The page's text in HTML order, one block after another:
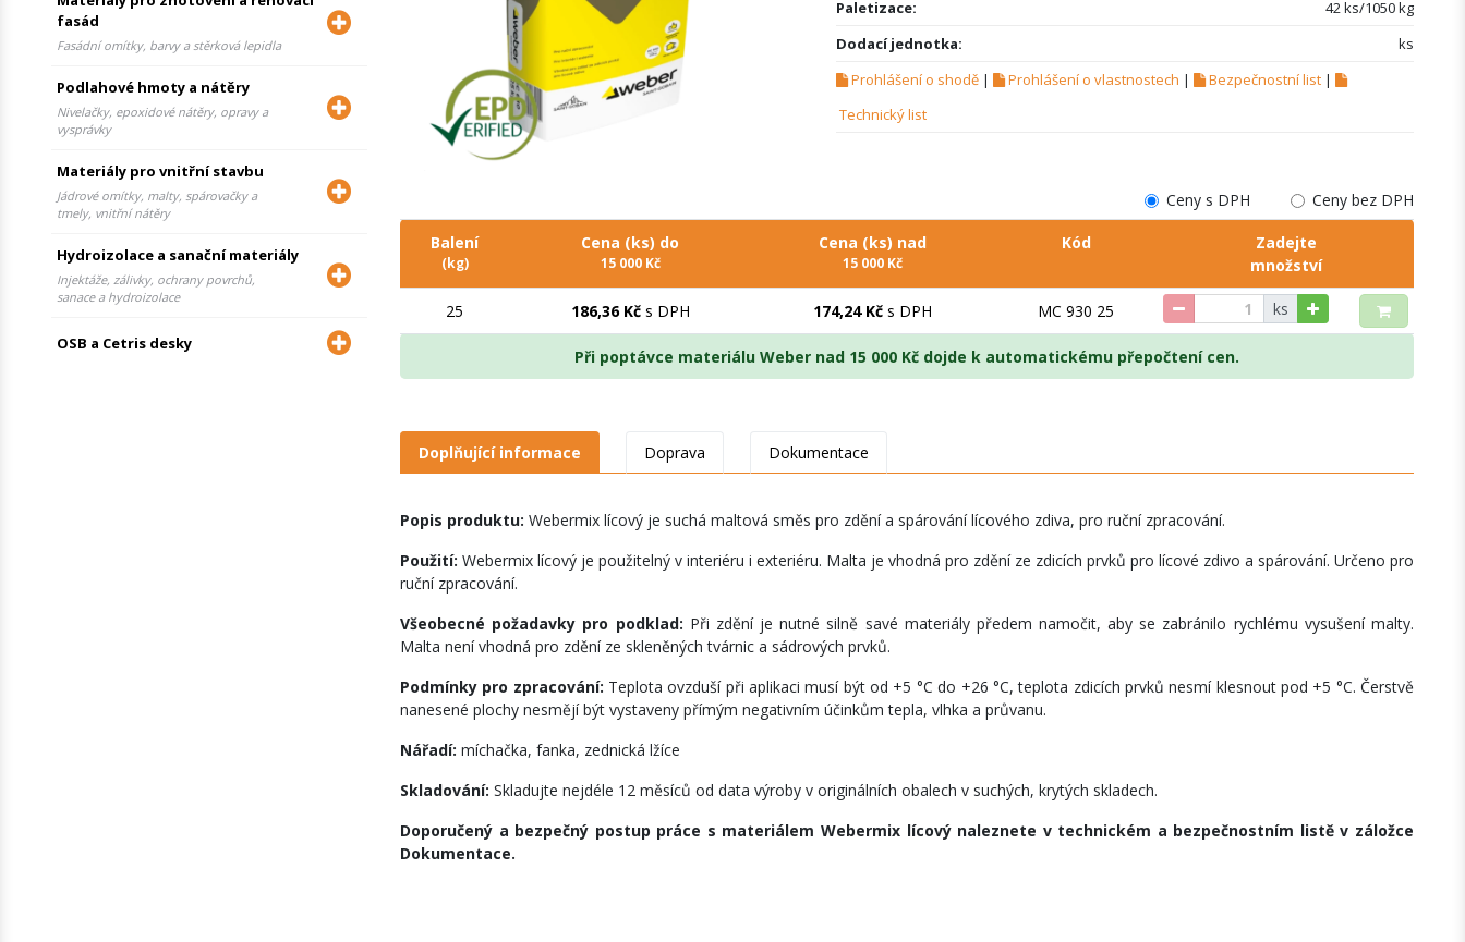
fasád
Fasádní omítky, barvy a stěrková lepidla
Podlahové hmoty a nátěry
Nivelačky, epoxidové nátěry, opravy a
vysprávky
Materiály pro vnitřní stavbu
Jádrové omítky, malty, spárovačky a
tmely, vnitřní nátěry
Hydroizolace a sanační materiály
Injektáže, zálivky, ochrany povrchů,
sanace a hydroizolace
OSB a Cetris desky
Paletizace:
42 ks/1050 kg
Dodací jednotka:
ks
Prohlášení o shodě | Prohlášení o vlastnostech | Bezpečnostní list |
Technický list
Ceny s DPH Ceny bez DPH
Balení
(kg)
Cena (ks) do
15 000 Kč
Cena (ks) nad
15 000 Kč
Kód
Zadejte
množství
25 186,36 Kčs DPH 174,24 Kč s DPH MC 930 25 ks
Při poptávce materiálu Weber nad 15 000 Kč dojde k automatickému přepočtení cen.
Doplňující informace Doprava Dokumentace
Popis produktu: Webermix lícový je suchá maltová směs pro zdění a spárování lícového zdiva, pro ruční zpracování.
Použití: Webermix lícový je použitelný v interiéru i exteriéru. Malta je vhodná pro zdění ze zdicích prvků pro lícové zdivo a spárování. Určeno pro
ruční zpracování.
Všeobecné požadavky pro podklad: Při zdění je nutné silně savé materiály předem namočit, aby se zabránilo rychlému vysušení malty.
Malta není vhodná pro zdění ze skleněných tvárnic a sádrových prvků.
Podmínky pro zpracování: Teplota ovzduší při aplikaci musí být od +5 °C do +26 °C, teplota zdicích prvků nesmí klesnout pod +5 °C. Čerstvě
nanesené plochy nesmějí být vystaveny přímým negativním účinkům tepla, vlhka a průvanu.
Nářadí: míchačka, fanka, zednická lžíce
Skladování: Skladujte nejdéle 12 měsíců od data výroby v originálních obalech v suchých, krytých skladech.
Doporučený a bezpečný postup práce s materiálem Webermix lícový naleznete v technickém a bezpečnostním listě v záložce
Dokumentace.